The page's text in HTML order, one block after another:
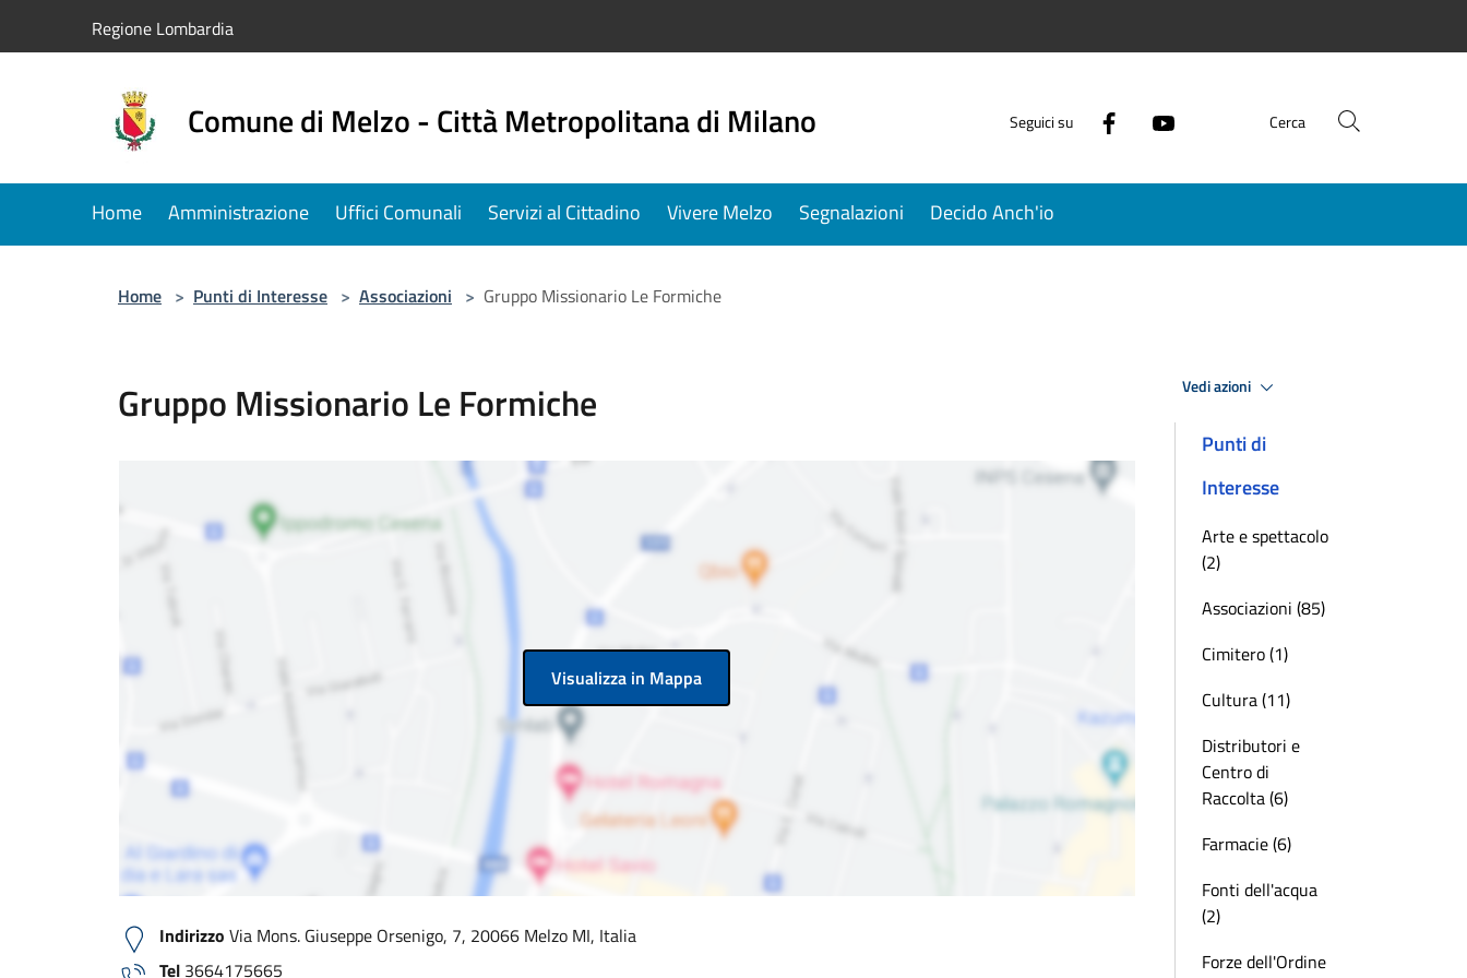
Regione Lombardia
Comune di Melzo - Città Metropolitana di Milano Seguici su Cerca
Home Amministrazione Uffici Comunali Servizi al Cittadino Vivere Melzo Segnalazioni Decido Anch'io
Home > Punti di Interesse > Associazioni > Gruppo Missionario Le Formiche
Gruppo Missionario Le Formiche
Visualizza in Mappa
Indirizzo Via Mons. Giuseppe Orsenigo, 7, 20066 Melzo MI, Italia
Tel 3664175665
Vedi azioni
Punti di
Interesse
Arte e spettacolo
(2)
Associazioni (85)
Cimitero (1)
Cultura (11)
Distributori e
Centro di
Raccolta (6)
Farmacie (6)
Fonti dell'acqua
(2)
Forze dell'Ordine